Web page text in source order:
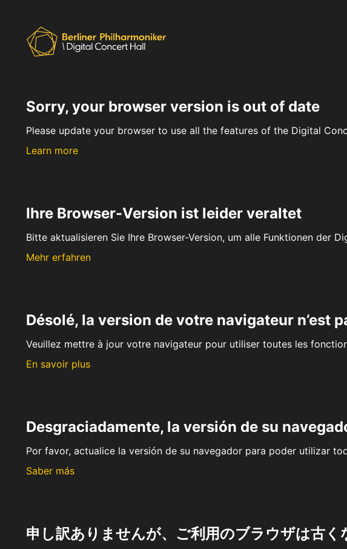
Sorry, your browser version is out of date
Please update your browser to use all the features of the Digital
Learn more
Ihre Browser-Version ist leider veraltet
Bitte aktualisieren Sie Ihre Browser-Version, um alle Funktionen der
Mehr erfahren
Désolé, la version de votre navigateur n’est
Veuillez mettre à jour votre navigateur pour utiliser toutes les
En savoir plus
Desgraciadamente, la versión de su
Por favor, actualice la versión de su navegador para poder utilizar
Saber más
申し訳ありませんが、ご利用のブラウザは古く